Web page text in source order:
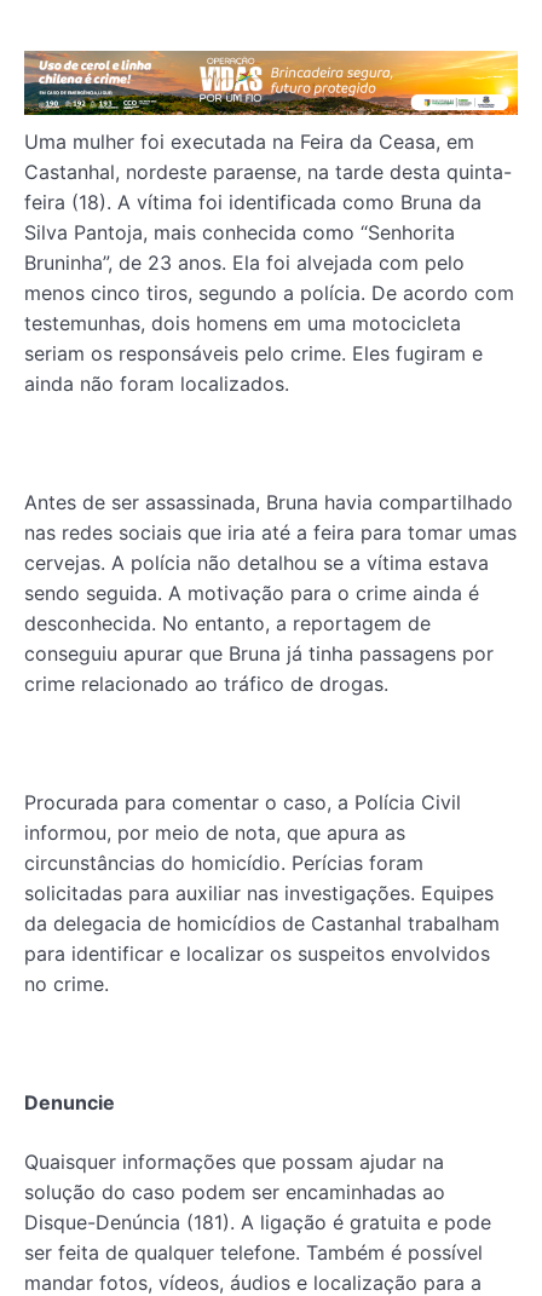
Uma mulher foi executada na Feira da Ceasa, em
Castanhal, nordeste paraense, na tarde desta quinta-
feira (18). A vítima foi identificada como Bruna da
Silva Pantoja, mais conhecida como “Senhorita
Bruninha”, de 23 anos. Ela foi alvejada com pelo
menos cinco tiros, segundo a polícia. De acordo com
testemunhas, dois homens em uma motocicleta
seriam os responsáveis pelo crime. Eles fugiram e
ainda não foram localizados.
Antes de ser assassinada, Bruna havia compartilhado
nas redes sociais que iria até a feira para tomar umas
cervejas. A polícia não detalhou se a vítima estava
sendo seguida. A motivação para o cri​me ainda é
desconhecida. No entanto, a reportagem de
conseguiu apurar que Bruna já tin​ha passagens por
crime relacionado ao tráfico de drogas.
Procurada para comentar o caso, a Polícia Civil
informou, por meio de nota, que apura as
circunstâncias do homicídio. Perícias foram
solicitadas para auxiliar nas investigações. Equipes
da delegacia de homicídios de Castanhal trabalham
para identi​ficar e localizar os suspeitos envolvidos
no crime.
Denuncie
Quaisquer informações que possam ajudar na
solução do caso podem ser encaminhadas ao
Disque-Denúncia (181). A ligação é gratuita e pode
ser feita de qualquer telefone. Também é possível
mandar fotos, vídeos, áudios e localização para a